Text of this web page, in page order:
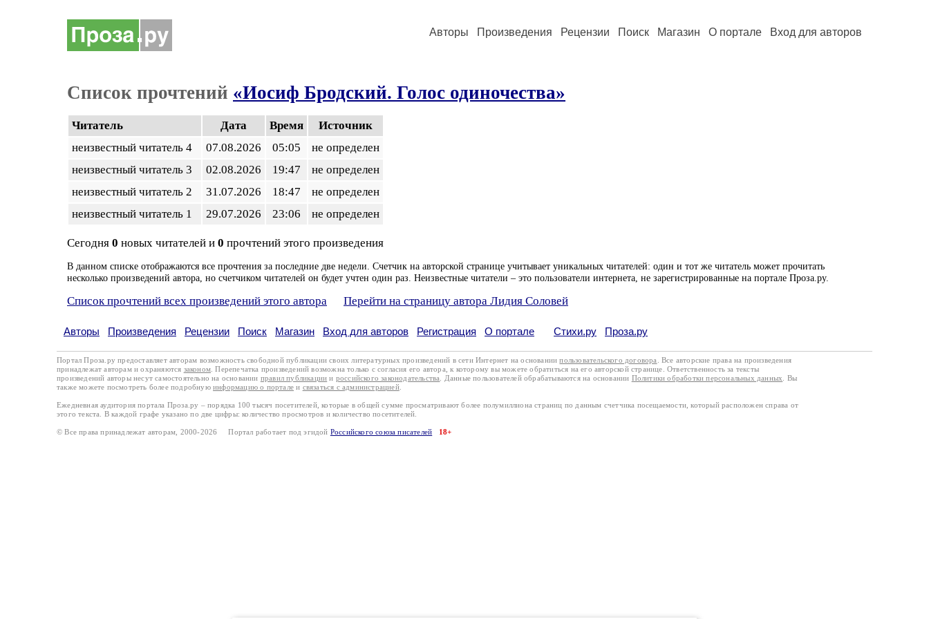
Авторы Произведения Рецензии Поиск Магазин О портале Вход для авторов
Список прочтений «Иосиф Бродский. Голос одиночества»
Читатель Дата Время
Источник
неизвестный читатель 4
07.08.2026 05:05
не определен
неизвестный читатель 3
02.08.2026 19:47
не определен
неизвестный читатель 2
31.07.2026 18:47
не определен
неизвестный читатель 1
29.07.2026 23:06 не определен
Сегодня 0 новых читателей и 0 прочтений этого произведения
В данном списке отображаются все прочтения за последние две недели. Счетчик на авторской странице учитывает уникальных читателей: один и тот же читатель может прочитать
несколько произведений автора, но счетчиком читателей он будет учтен один раз. Неизвестные читатели – это пользователи интернета, не зарегистрированные на портале Проза.ру.
Список прочтений всех произведений этого автора Перейти на страницу автора Лидия Соловей
Авторы Произведения Рецензии Поиск Магазин Вход для авторов Регистрация О портале Стихи.ру Проза.ру
Портал Проза.ру предоставляет авторам возможность свободной публикации своих литературных произведений в сети Интернет на основаниипользовательского договора
. Все авторские права на произведения
принадлежат авторам и охраняются законом . Перепечатка произведений возможна только с согласия его автора, к которому вы можете обратиться на его авторской странице. Ответственность за тексты
произведений авторы несут самостоятельно на основании правил публикации и российского законодательства . Данные пользователей обрабатываются на основании Политики обработки персональных данных
. Вы
также можете посмотреть более подробную информацию о портале и связаться с администрацией.
Ежедневная аудитория портала Проза.ру – порядка 100 тысяч посетителей, которые в общей сумме просматривают более полумиллиона страниц по данным счетчика посещаемости, который расположен справа от
этого текста. В каждой графе указано по две цифры: количество просмотров и количество посетителей.
© Все права принадлежат авторам, 2000-2026 Портал работает под эгидой Российского союза писателей 18+